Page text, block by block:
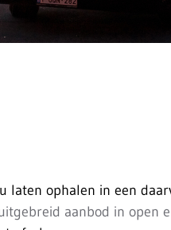
laten ophalen in een
aanbod in open